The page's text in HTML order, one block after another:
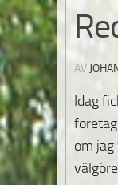
AV
Idag
om jag